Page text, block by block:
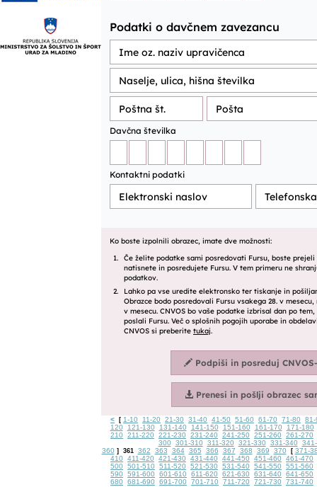
< [ 1-10 11-20 21-30 31-40 41-50 51-60 61-70 71-80
81-
120
121-130 131-140 141-150 151-160 161-170
171-180
210
211-220 221-230 231-240 241-250 251-260
261-270
300
301-310 311-320 321-330 331-340
360 ] 361 362 363 364 365 366 367 368 369 370 [ 371-
410
411-420 421-430 431-440 441-450 451-460
461-470
500
501-510 511-520 521-530 531-540 541-550
551-560
590
591-600 601-610 611-620 621-630 631-640
641-650
680
681-690 691-700 701-710 711-720 721-730
731-740